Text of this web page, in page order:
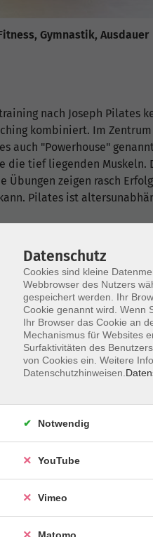
Gymnastik, Ausdauer
nach Joseph Pilates
kombiniert. Im Zentrum
auch "Powerhouse"
die tief liegenden Muskeln.
Übungen zeigen rasch
Pilates ist
09:00 – 10:00 Uhr
Datenschutz
Cookies sind kleine
Webbrowser des Nutzers
gespeichert werden. Ihr
Cookie genannt wird. Wenn
Ihr Browser das Cookie an
Mechanismus für Websites
Surfaktivitäten des
von Cookies ein. Weitere
Datenschutzhinweisen.
Notwendig
YouTube
Vimeo
Matomo